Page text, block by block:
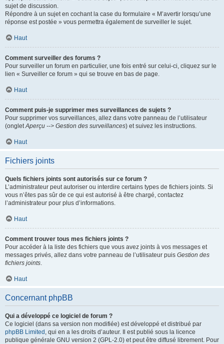
sujet de discussion.
Répondre à un sujet en cochant la case du formulaire « M’avertir lorsqu’une
réponse est postée » vous permettra également de surveiller le sujet.
Haut
Comment surveiller des forums ?
Pour surveiller un forum en particulier, une fois entré sur celui-ci, cliquez sur le
lien « Surveiller ce forum » qui se trouve en bas de page.
Haut
Comment puis-je supprimer mes surveillances de sujets ?
Pour supprimer vos surveillances, allez dans votre panneau de l’utilisateur
(ongletAperçu --> Gestion des surveillances) et suivez les instructions.
Haut
Fichiers joints
Quels fichiers joints sont autorisés sur ce forum ?
L’administrateur peut autoriser ou interdire certains types de fichiers joints. Si
vous n’êtes pas sûr de ce qui est autorisé à être chargé, contactez
l’administrateur pour plus d’informations.
Haut
Comment trouver tous mes fichiers joints ?
Pour accéder à la liste des fichiers que vous avez joints à vos messages et
messages privés, allez dans votre panneau de l’utilisateur puis Gestion des
fichiers joints.
Haut
Concernant phpBB
Qui a développé ce logiciel de forum ?
Ce logiciel (dans sa version non modifiée) est développé et distribué par
phpBB Limited , qui en a les droits d’auteur. Il est publié sous la licence
publique générale GNU version 2 (GPL-2.0) et peut être diffusé librement. Pour